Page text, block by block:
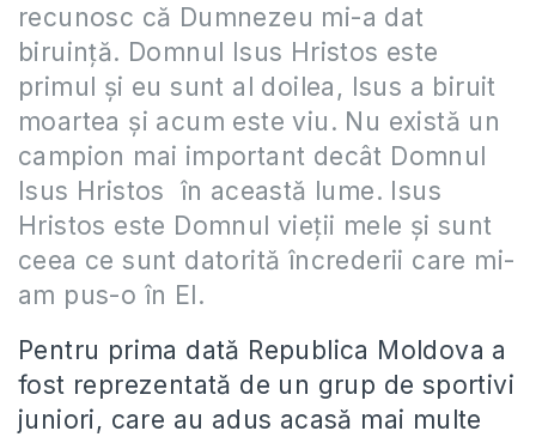
recunosc că Dumnezeu mi-a dat
biruință. Domnul Isus Hristos este
primul și eu sunt al doilea, Isus a biruit
moartea și acum este viu. Nu există un
campion mai important decât Domnul
Isus Hristos în această lume. Isus
Hristos este Domnul vieții mele și sunt
ceea ce sunt datorită încrederii care mi-
am pus-o în El.
Pentru prima dată Republica Moldova a
fost reprezentată de un grup de sportivi
juniori, care au adus acasă mai multe